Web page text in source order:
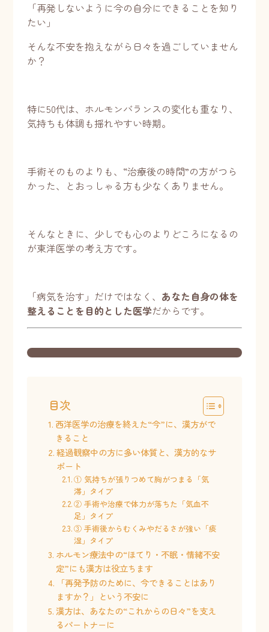
「再発しないように今の自分にできることを知り
たい」
そんな不安を抱えながら日々を過ごしていません
か？
特に50代は、ホルモンバランスの変化も重なり、
気持ちも体調も揺れやすい時期。
手術そのものよりも、“治療後の時間”の方がつら
かった、とおっしゃる方も少なくありません。
そんなときに、少しでも心のよりどころになるの
が東洋医学の考え方です。
「病気を治す」だけではなく、 あなた自身の体を
整えることを目的とした医学だからです。
目次
西洋医学の治療を終えた“今”に、漢方がで
きること
経過観察中の方に多い体質と、漢方的なサ
ポート
① 気持ちが張りつめて胸がつまる「気
滞」タイプ
② 手術や治療で体力が落ちた「気血不
足」タイプ
③ 手術後からむくみやだるさが強い「痰
湿」タイプ
ホルモン療法中の“ほてり・不眠・情緒不安
定”にも漢方は役立ちます
「再発予防のために、今できることはあり
ますか？」という不安に
漢方は、あなたの“これからの日々”を支え
るパートナーに